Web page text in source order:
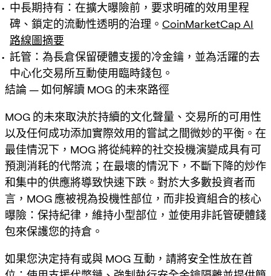
中長期持有：在擴大曝險前，要求明確的效用里程
碑、鎖定的流動性透明的治理。 CoinMarketCap AI
路線圖摘要
託管：為長倉保留硬體支援的冷金鑰，並為活躍的去
中心化交易所互動使用臨時錢包。
結論 — 如何解讀 MOG 的未來路徑
MOG 的未來取決於持續的文化聲量、交易所的可用性
以及任何成功添加實際效用的嘗試之間微妙的平衡。在
最佳情況下，MOG 將從純粹的社交投機演變成具有可
預測消耗的代幣流；在最壞的情況下，不斷下降的炒作
和集中的供應將導致快速下跌。對於大多數投資者而
言，MOG 應被視為投機性部位，而非投資組合的核心
曝險：保持紀律，維持小型部位，並使用非託管硬體錢
包來保護您的持倉。
如果您決定持有或與 MOG 互動，請將安全性放在首